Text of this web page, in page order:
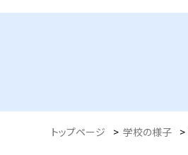
トップページ > 学校の様子 >